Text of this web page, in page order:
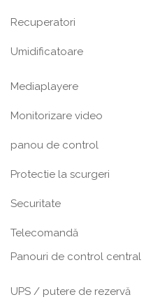
Recuperatori
Umidificatoare
Mediaplayere
Monitorizare video
panou de control
Protectie la scurgeri
Securitate
Telecomandă
Panouri de control central
UPS / putere de rezervă